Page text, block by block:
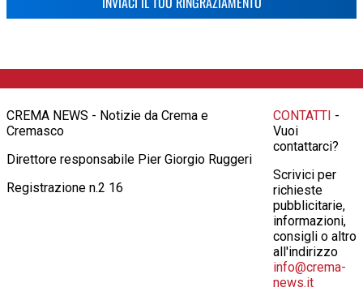
CREMA NEWS - Notizie da Crema e
Cremasco
Direttore responsabile Pier Giorgio Ruggeri
Registrazione n.2 16
CONTATTI -
Vuoi
contattarci?
Scrivici per
richieste
pubblicitarie,
informazioni,
consigli o altro
all'indirizzo
info@crema-
news.it